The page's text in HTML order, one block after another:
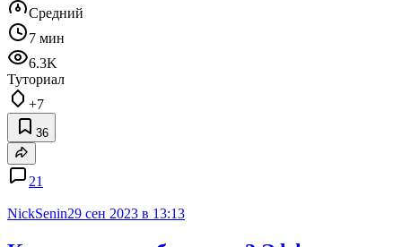
Средний
7 мин
6.3K
Туториал
+7
36
21
NickSenin29 сен 2023 в 13:13